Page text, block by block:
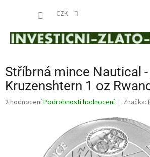
CZK
Stříbrná mince Nautical -
Kruzenshtern 1 oz
Průměrné
2 hodnoceníPodrobnosti hodnocení Značka: